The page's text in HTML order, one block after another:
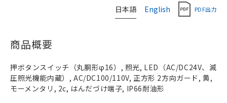
日本語 English PDF出力
商品概要
押ボタンスイッチ（丸胴形φ16）, 照光, LED（AC/DC24V、減
圧照光機能内蔵）, AC/DC100/110V, 正方形 2方向ガード, 黄,
モーメンタリ, 2c, はんだづけ端子, IP66耐油形